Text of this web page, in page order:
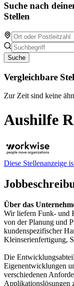
Suche nach
Stellen
Suche
Vergleichbare
Zur Zeit sind keine
Aushilfe
Diese Stellenanzeige
Über das
Wir liefern Funk- und
von der Planung und
kundenspezifischer
Kleinserienfertigung,
Die
Eigenentwicklungen
verschiedenen
Applikationslösungen